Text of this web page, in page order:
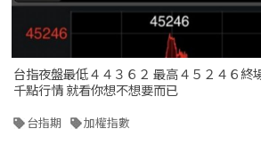
台指夜盤最低４４３６２ 最高４５２４６終
千點行情 就看你想不想要而已
台指期 加權指數